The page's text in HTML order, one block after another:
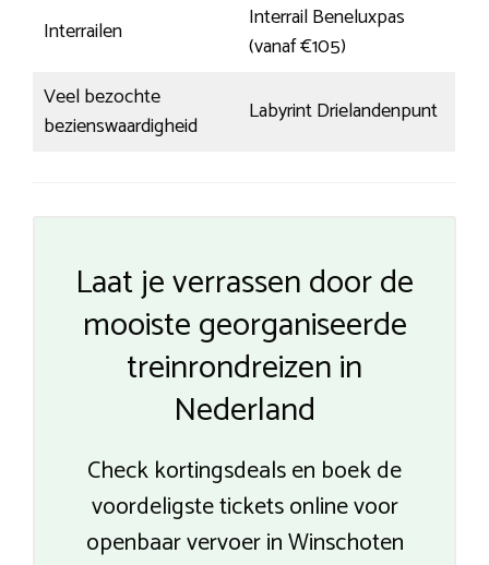
Interrailen
Interrail Beneluxpas
(vanaf €105)
Veel bezochte
bezienswaardigheid
Labyrint Drielandenpunt
Laat je verrassen door de
mooiste georganiseerde
treinrondreizen in
Nederland
Check kortingsdeals en boek de
voordeligste tickets online voor
openbaar vervoer in Winschoten